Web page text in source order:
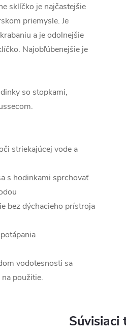
sklíčko je najčastejšie
priemysle. Je
a je odolnejšie
Najobľúbenejšie je
so stopkami,
vode a
hodinkami sprchovať
dýchacieho prístroja
vodotesnosti sa
použitie.
Súvisiaci